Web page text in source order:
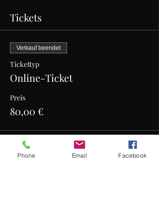
kein Seminar im herkömmlichen Sinne,
vielmehr ein Coaching für dich zu einem
glücklichen Miteinander mit deinem Hund.
Workbook in Pdf-Format inbegriffen.
Tickets
Verkauf beendet
Tickettyp
Online-Ticket
Preis
80,00 €
Verkauf beendet
Phone Email Facebook